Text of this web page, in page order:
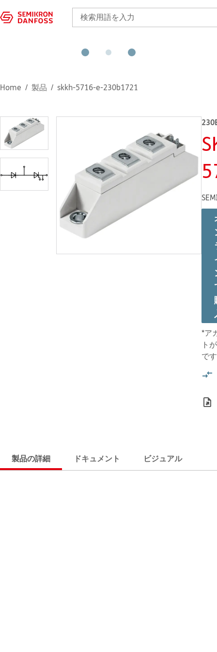
Home 製品 skkh-5716-e-230b1721
*ア
ト
です
製品の詳細 ドキュメント ビジュアル